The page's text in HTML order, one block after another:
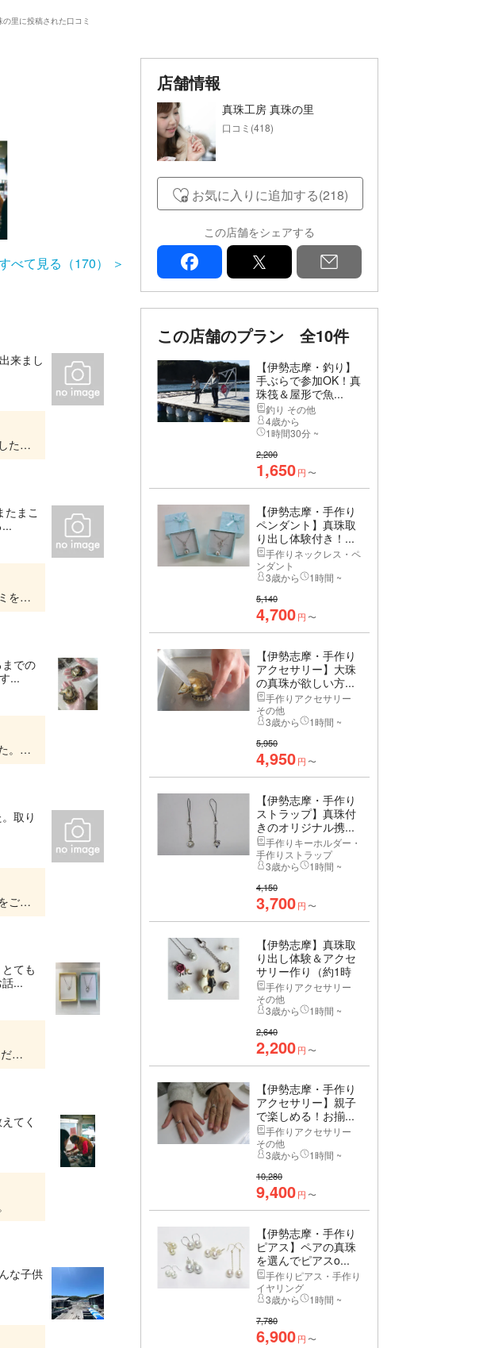
里に投稿された口コミ
べて見る（170）
来まし
素敵な口コミを投稿いただき、心より感謝申し上げます。暑い中での体験、本当にお疲れ様でした。お子様にとって真珠の取り出しや加工という貴重な体験が、楽しい思い出として心に残ったようで何より...
たまこ
この度は真珠の里へご来店いただき、誠にありがとうございました。また、大変心温まる口コミをご投稿いただきましたこと、重ねて御礼申し上げます。真珠の養殖について「奥が深い」とのお言葉をいた...
での
...
この度は、お母様の大切な誕生日旅行に当施設をお選びいただき、誠にありがとうございました。手作りの紹介ムービーや真珠の取り出し体験、そして周辺での散策まで、お二人で退屈することなく楽しい...
取り
この度は真珠の里へお越しいただき、誠にありがとうございました。また、大変嬉しい口コミをご投稿いただき、スタッフ一同励みになっております。当施設での体験や、志摩の穏やかな海でのひとときが...
ても
...
暑い中遠くまでありがとうございました。 高評価ありがとうございます。是非又遊びに来てください。スタッフ一同お待ちしております。
てく
な子供
店舗情報
真珠工房 真珠の里
口コミ(418)
お気に入りに追加する(218)
この店舗をシェアする
facebook
この店舗のプラン 全10件
【伊勢志摩・釣り】
手ぶらで参加OK！真
珠筏＆屋形で魚...
釣り その他
4歳から
1時間30分 ~
2,200
1,650円 〜
【伊勢志摩・手作り
ペンダント】真珠取
り出し体験付き！...
手作りネックレス・ペ
ンダント
3歳から
1時間 ~
5,140
4,700円 〜
【伊勢志摩・手作り
アクセサリー】大珠
の真珠が欲しい方...
手作りアクセサリー
その他
3歳から
1時間 ~
5,950
4,950円 〜
【伊勢志摩・手作り
ストラップ】真珠付
きのオリジナル携...
手作りキーホルダー・
手作りストラップ
3歳から
1時間 ~
4,150
3,700円 〜
【伊勢志摩】真珠取
り出し体験＆アクセ
サリー作り（約1時
間）
手作りアクセサリー
その他
3歳から
1時間 ~
2,640
2,200円 〜
【伊勢志摩・手作り
アクセサリー】親子
で楽しめる！お揃...
手作りアクセサリー
その他
3歳から
1時間 ~
10,280
9,400円 〜
【伊勢志摩・手作り
ピアス】ペアの真珠
を選んでピアスo...
手作りピアス・手作り
イヤリング
3歳から
1時間 ~
7,780
6,900円 〜